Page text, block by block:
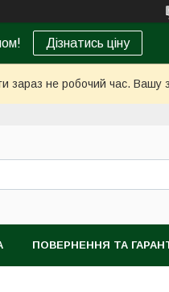
Дізнатись ціну
зараз не робочий час.
ПОВЕРНЕННЯ ТА